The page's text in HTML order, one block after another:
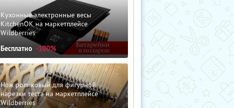
Кухонные электронные весы
KitchenOK на маркетплейсе
Wildberries
Бесплатно -100%
Нож роликовый для фигурной
нарезки теста на маркетплейсе
Wildberries